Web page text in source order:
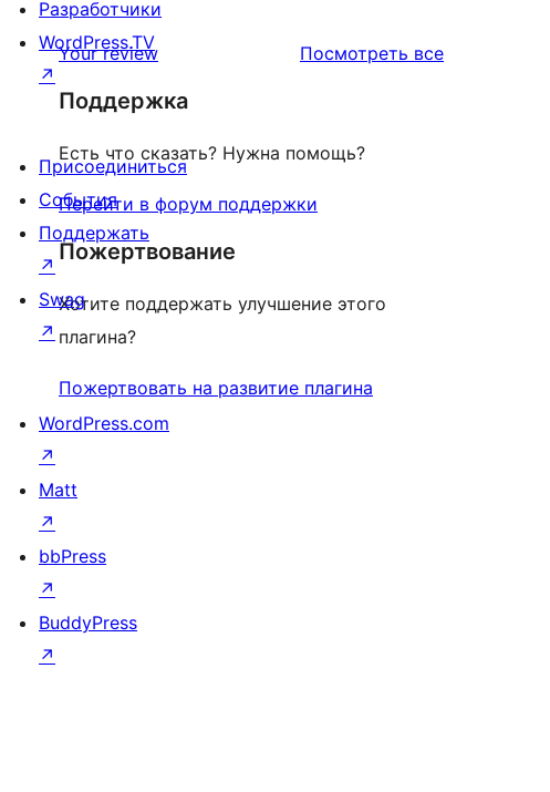
Your review Посмотреть всеотзывы
Поддержка
Есть что сказать? Нужна помощь?
Перейти в форум поддержки
Пожертвование
Хотите поддержать улучшение этого
плагина?
Пожертвовать на развитие плагина
Разработчики
WordPress.TV
↗
Присоединиться
События
Поддержать
↗
Swag
↗
WordPress.com
↗
Matt
↗
bbPress
↗
BuddyPress
↗